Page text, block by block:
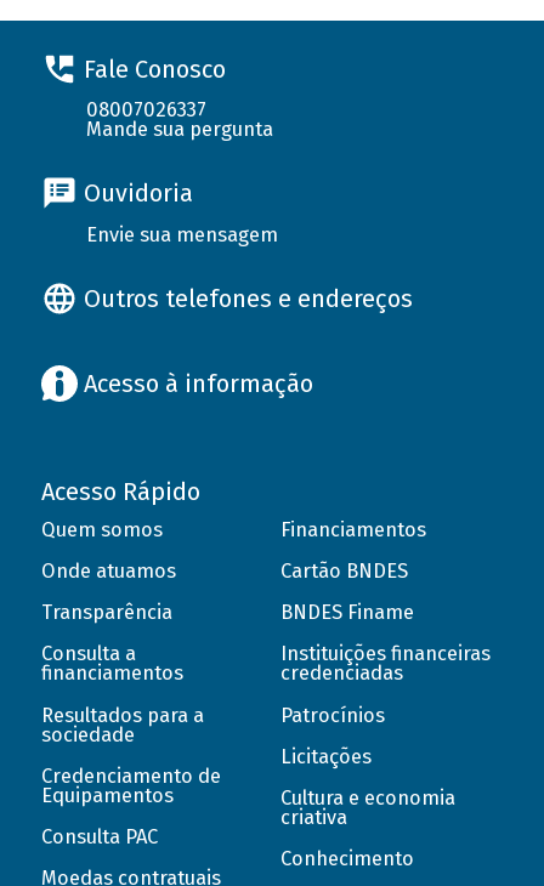
Fale Conosco
08007026337
Mande sua pergunta
Ouvidoria
Envie sua mensagem
Outros telefones e endereços
Acesso à informação
Acesso Rápido
Quem somos
Onde atuamos
Transparência
Consulta a
financiamentos
Resultados para a
sociedade
Credenciamento de
Equipamentos
Consulta PAC
Moedas contratuais
Financiamentos
Cartão BNDES
BNDES Finame
Instituições financeiras
credenciadas
Patrocínios
Licitações
Cultura e economia
criativa
Conhecimento